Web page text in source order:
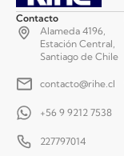
Contacto
Alameda 4196,
Estación Central,
Santiago de Chile
contacto@rihe.cl
+56 9 9212 7538
227797014